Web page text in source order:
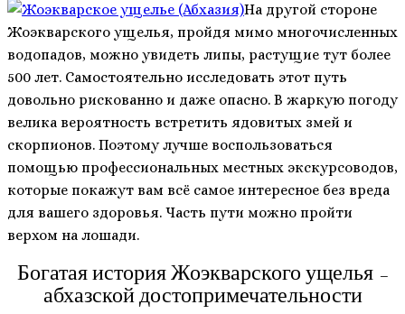
На другой стороне
Жоэкварского ущелья, пройдя мимо многочисленных
водопадов, можно увидеть липы, растущие тут более
500 лет. Самостоятельно исследовать этот путь
довольно рискованно и даже опасно. В жаркую погоду
велика вероятность встретить ядовитых змей и
скорпионов. Поэтому лучше воспользоваться
помощью профессиональных местных экскурсоводов,
которые покажут вам всё самое интересное без вреда
для вашего здоровья. Часть пути можно пройти
верхом на лошади.
Богатая история Жоэкварского ущелья –
абхазской достопримечательности